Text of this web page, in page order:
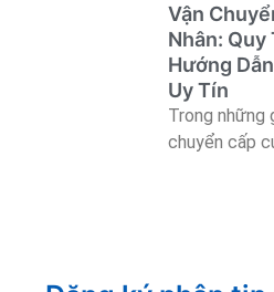
Vận
Nhân: Quy
Hướng
Uy Tín
Trong những
chuyển cấp